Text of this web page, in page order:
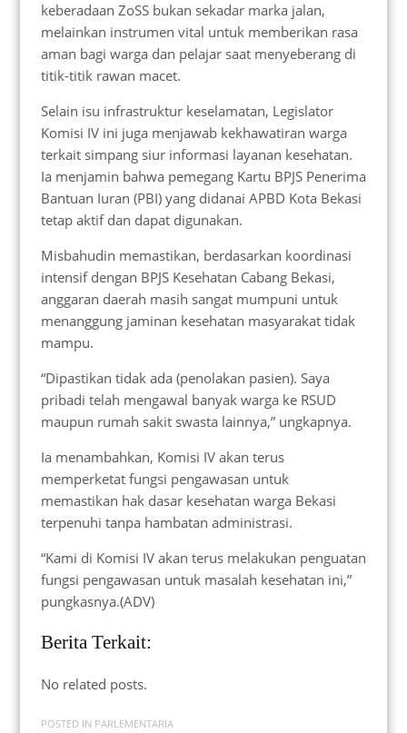
keberadaan ZoSS bukan sekadar marka jalan,
melainkan instrumen vital untuk memberikan rasa
aman bagi warga dan pelajar saat menyeberang di
titik-titik rawan macet.
Selain isu infrastruktur keselamatan, Legislator
Komisi IV ini juga menjawab kekhawatiran warga
terkait simpang siur informasi layanan kesehatan.
Ia menjamin bahwa pemegang Kartu BPJS Penerima
Bantuan Iuran (PBI) yang didanai APBD Kota Bekasi
tetap aktif dan dapat digunakan.
Misbahudin memastikan, berdasarkan koordinasi
intensif dengan BPJS Kesehatan Cabang Bekasi,
anggaran daerah masih sangat mumpuni untuk
menanggung jaminan kesehatan masyarakat tidak
mampu.
“Dipastikan tidak ada (penolakan pasien). Saya
pribadi telah mengawal banyak warga ke RSUD
maupun rumah sakit swasta lainnya,” ungkapnya.
Ia menambahkan, Komisi IV akan terus
memperketat fungsi pengawasan untuk
memastikan hak dasar kesehatan warga Bekasi
terpenuhi tanpa hambatan administrasi.
“Kami di Komisi IV akan terus melakukan penguatan
fungsi pengawasan untuk masalah kesehatan ini,”
pungkasnya.(ADV)
Berita Terkait:
No related posts.
POSTED IN PARLEMENTARIA